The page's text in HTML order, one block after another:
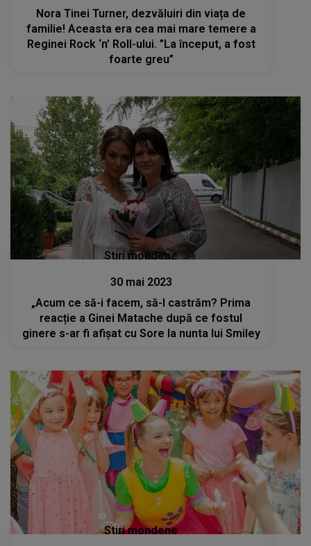
Nora Tinei Turner, dezvăluiri din viața de
familie! Aceasta era cea mai mare temere a
Reginei Rock ‘n’ Roll-ului. ”La început, a fost
foarte greu”
Stiri mondene
30 mai 2023
„Acum ce să-i facem, să-l castrăm? Prima
reacție a Ginei Matache după ce fostul
ginere s-ar fi afișat cu Sore la nunta lui Smiley
Stiri mondene